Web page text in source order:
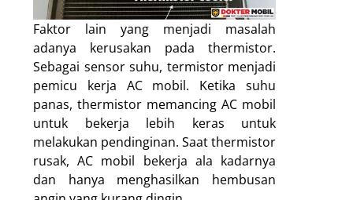
Faktor lain yang menjadi masalah
adanya kerusakan pada thermistor.
Sebagai sensor suhu, termistor menjadi
pemicu kerja AC mobil. Ketika suhu
panas, thermistor memancing AC mobil
untuk bekerja lebih keras untuk
melakukan pendinginan. Saat thermistor
rusak, AC mobil bekerja ala kadarnya
dan hanya menghasilkan hembusan